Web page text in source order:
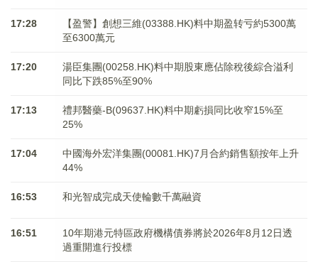
17:28
【盈警】創想三維(03388.HK)料中期盈转亏約5300萬
至6300萬元
17:20
湯臣集團(00258.HK)料中期股東應佔除稅後綜合溢利
同比下跌85%至90%
17:13
禮邦醫藥-B(09637.HK)料中期虧損同比收窄15%至
25%
17:04
中國海外宏洋集團(00081.HK)7月合約銷售額按年上升
44%
16:53 和光智成完成天使輪數千萬融資
16:51
10年期港元特區政府機構債券將於2026年8月12日透
過重開進行投標